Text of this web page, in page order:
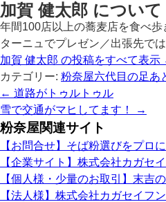
加賀 健太郎 について
年間100店以上の蕎麦店を食べ
ターニュでプレゼン／出張先で
加賀 健太郎 の投稿をすべて表示
カテゴリー: 粉奈屋六代目の足あ
← 道路がトゥルトゥル
雪で交通がマヒしてます！
→
粉奈屋関連サイト
【お問合せ】そば粉選びをプロに
【企業サイト】株式会社カガセ
【個人様・少量のお取引】末吉
【法人様】株式会社カガセイフ